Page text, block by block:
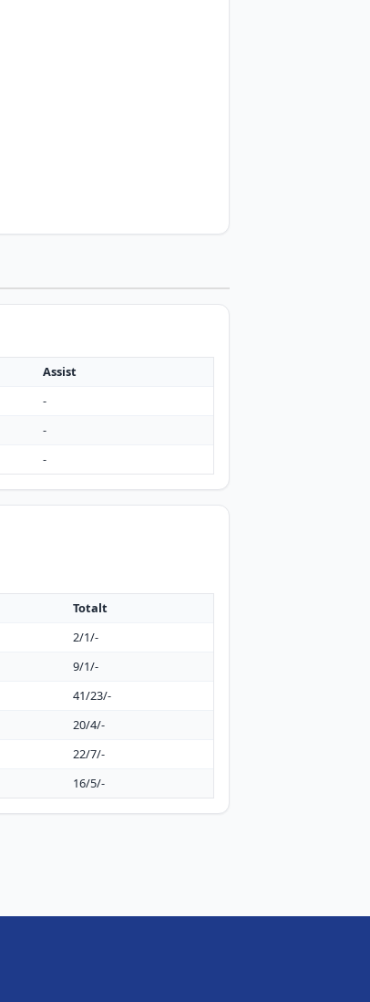
Assist
-
-
-
Totalt
2/1/-
9/1/-
41/23/-
20/4/-
22/7/-
16/5/-